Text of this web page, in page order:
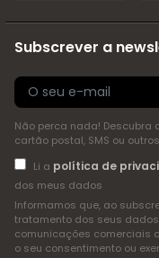
Subscrever a
Não perca nada! Descubra
cartão postal, SMS ou
Li a política de
dos meus dados
Informamos que, ao
tratamento dos seus
comunicações comerciais
o seu consentimento ou